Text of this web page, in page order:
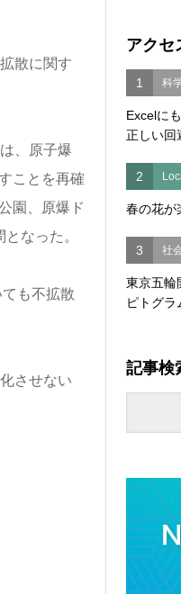
散に関す
、原子爆
ことを再確
園、原爆ド
なった。
も不拡散
させない
アクセ
1 科
Excelに
正しい回
2
春の花
3 社
東京五
ピトグラ
記事検